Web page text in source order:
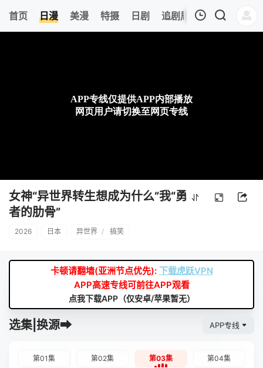
首页 日漫 美漫 特摄 日剧 追剧周表 今日更新
女神“异世界转生想成为什么”我“勇
者的肋骨”
2026 日本 异世界 / 搞笑
卡顿请翻墙(亚洲节点优先): 下载虎跃VPN
APP高速专线可前往APP观看
点我下载APP（仅安卓/苹果暂无）
选集|换源➡ APP专线
第01集 第02集 第03集 第04集